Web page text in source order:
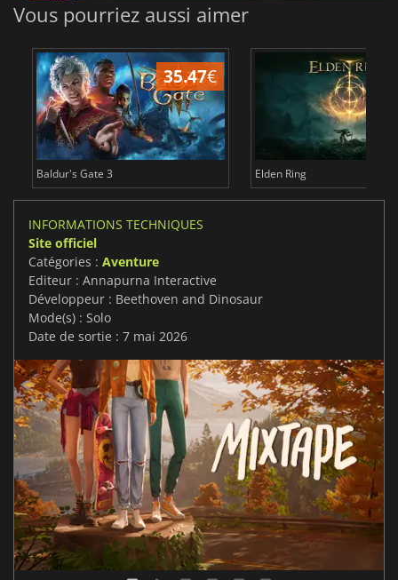
Vous pourriez aussi aimer
35.47€
Baldur's Gate 3 Elden Ring
INFORMATIONS TECHNIQUES
Site officiel
Catégories : Aventure
Editeur : Annapurna Interactive
Développeur : Beethoven and Dinosaur
Mode(s) : Solo
Date de sortie : 7 mai 2026